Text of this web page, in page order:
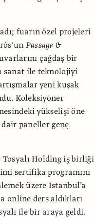
fuarın özel projeleri
Passage &
çağdaş bir
sanat ile teknolojiyi
yeni kuşak
Koleksiyoner
yükselişi öne
paneller genç
Tosyalı Holding iş
sertifika programını
üzere İstanbul’a
online ders aldıkları
ile bir araya geldi.